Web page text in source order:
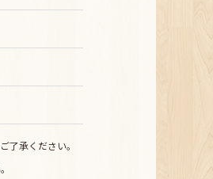
了承ください。